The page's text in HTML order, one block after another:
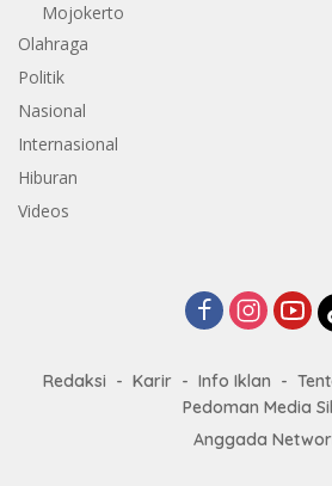
Mojokerto
Olahraga
Politik
Nasional
Internasional
Hiburan
Videos
Redaksi Karir Info Iklan
Pedoman Media
Anggada